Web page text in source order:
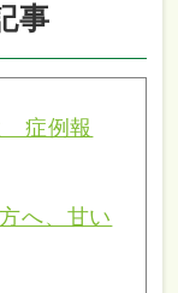
事
症例報
へ、甘い